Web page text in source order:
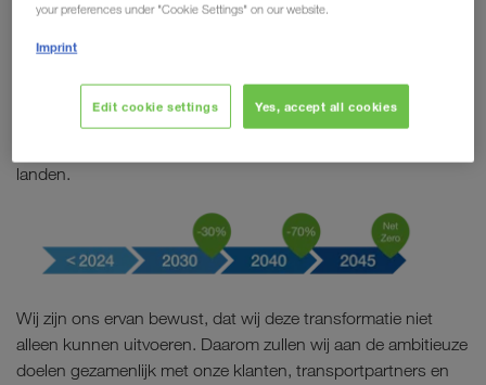
Op ons streven de Europese pionier te worden voor
betrokken op het basisjaar 2023. Tot 2040 willen wij een
landen.
Wij zijn ons ervan bewust, dat wij deze transformatie niet
alleen kunnen uitvoeren. Daarom zullen wij aan de ambitieuze
doelen gezamenlijk met onze klanten, transportpartners en
your preferences under "Cookie Settings" on our website.
Imprint
Edit cookie settings Yes, accept all cookies